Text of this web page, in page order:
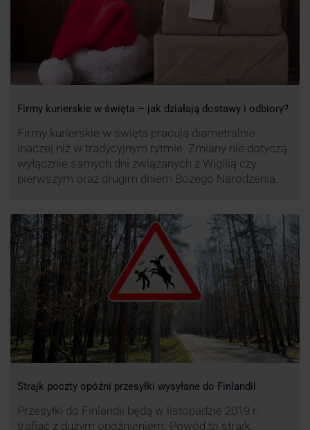
Firmy kurierskie w święta – jak działają dostawy i odbiory?
Firmy kurierskie w święta pracują diametralnie
inaczej niż w tradycyjnym rytmie. Zmiany nie dotyczą
wyłącznie samych dni związanych z Wigilią czy
pierwszym oraz drugim dniem Bożego Narodzenia.
Strajk poczty opóźni przesyłki wysyłane do Finlandii
Przesyłki do Finlandii będą w listopadzie 2019 r.
trafiać z dużym opóźnieniem. Powód to strajk